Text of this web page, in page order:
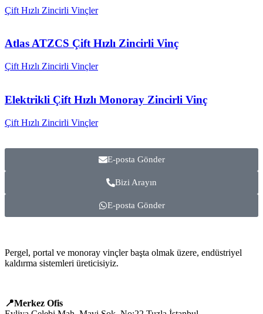
Çift Hızlı Zincirli Vinçler
Atlas ATZCS Çift Hızlı Zincirli Vinç
Çift Hızlı Zincirli Vinçler
Elektrikli Çift Hızlı Monoray Zincirli Vinç
Çift Hızlı Zincirli Vinçler
E-posta Gönder
Bizi Arayın
E-posta Gönder
Pergel, portal ve monoray vinçler başta olmak üzere, endüstriyel
kaldırma sistemleri üreticisiyiz.
📍Merkez Ofis